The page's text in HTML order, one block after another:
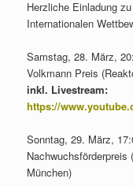
Herzliche Einladung
Internationalen
Samstag, 28. März,
Volkmann Preis
inkl. Livestream:
https://
Sonntag, 29. März,
München)